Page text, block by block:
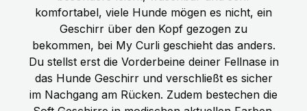
hechelnden Hund.
ZUTATEN: Frisches Pferdefleisch, -
herz, -lunge, -magen, -leber (70%),
Brühe (24,7%), Zucchini (2%),
Karotten (2%), Apfel (0,5%),
Mineralstoffe, Leinöl (0,2%),
Bockshornklee, Löwenzahn,
Flohsamen, Spinat, Rosmarin
komfortabel, viele Hunde mögen es nicht, ein
Geschirr über den Kopf gezogen zu
bekommen, bei My Curli geschieht das anders.
Du stellst erst die Vorderbeine deiner Fellnase in
das Hunde Geschirr und verschließt es sicher
im Nachgang am Rücken. Zudem bestechen die